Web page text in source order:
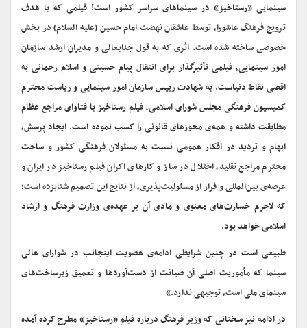
سینمایی «رستاخیز» در سینماهای سراسر کشور است! فیلمی که با هدف
ترویج فرهنگ عاشورا، توسط عاشقان نهضت امام حسین (علیه السلام) در بخش
خصوصی ساخته شده است. اثری که به قول جنابعالی و مدیران ارشد سازمان
امور سینمایی، فیلمی تأثیرگذار برای انتقال پیام حسینی و اسلام رحمانی به
اقصی نقاط دنیاست. به شهادت رییس سازمان امور سینمایی و ریاست محترم
کمیسیون فرهنگی مجلس شورای اسلامی، فیلم رستاخیز با فتاوای مراجع عظام
مطابقت داشته و همه‌ی مجوزهای قانونی را کسب نموده است. ایجاد پرسش،
ابهام و تردید در افکار عمومی نسبت به مسئولان فرهنگی کشور و ساحت
محترم مراجع تقلید، اختلال در ساز و کارهای اکران فیلم رستاخیز در ایران و
عرصه‌ی بین‌المللی و فرار از مسئولیت‌پذیری، از نتایج این تصمیم شتابزده است؛
که لاجرم خسارت‌های معنوی و مادی آن بر عهده‌ی وزارت فرهنگ و ارشاد
اسلامی خواهد بود.
طبیعی است در چنین شرایطی ادامه‌ی عضویت اینجانب در شوارای عالی
سینما که مأموریت اصلی آن صیانت از دست‌آوردها و تعمیق زیرساخت‌های
سینمای ملی است، توجیهی ندارد.»
در ادامه نیز سخنانی که وزیر فرهنگ درباره فیلم «رستاخیز» مطرح کرده آمده